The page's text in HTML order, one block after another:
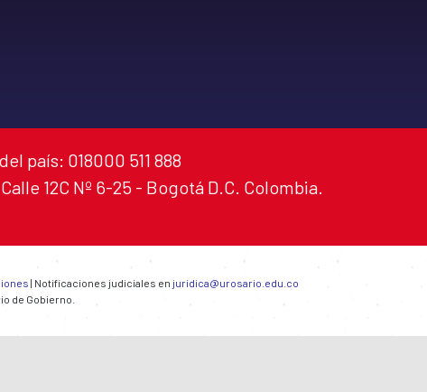
país: 018000 511 888
12C Nº 6-25 - Bogotá D.C. Colombia.
| Notificaciones judiciales en juridica@urosario.edu.co
de Gobierno.